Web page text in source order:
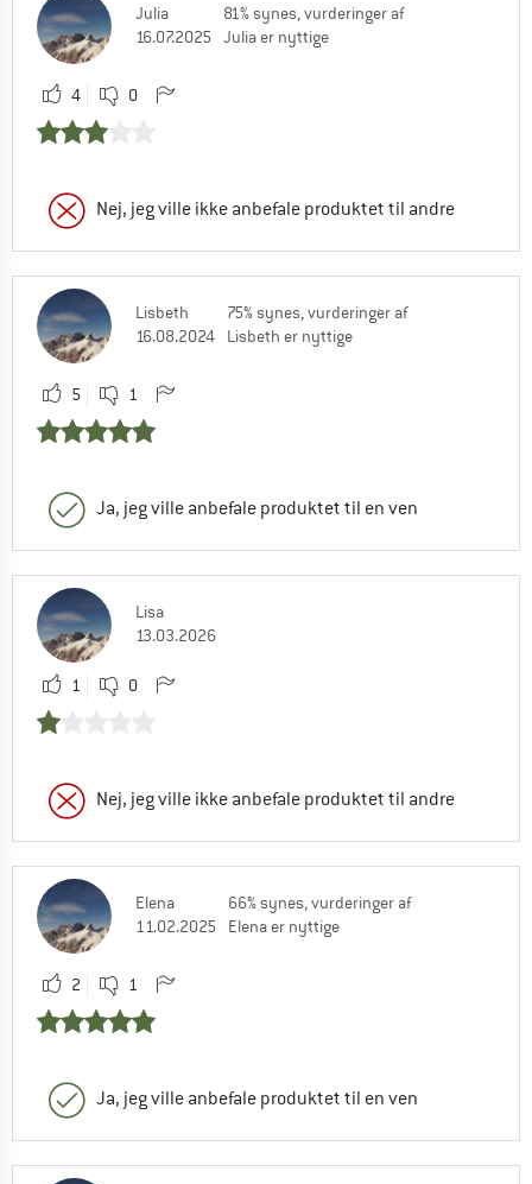
Julia
16.07.2025
81% synes, vurderinger af
Julia er nyttige
4 0
Nej, jeg ville ikke anbefale produktet til andre
Lisbeth
16.08.2024
75% synes, vurderinger af
Lisbeth er nyttige
5 1
Ja, jeg ville anbefale produktet til en ven
Lisa
13.03.2026
1 0
Nej, jeg ville ikke anbefale produktet til andre
Elena
11.02.2025
66% synes, vurderinger af
Elena er nyttige
2 1
Ja, jeg ville anbefale produktet til en ven